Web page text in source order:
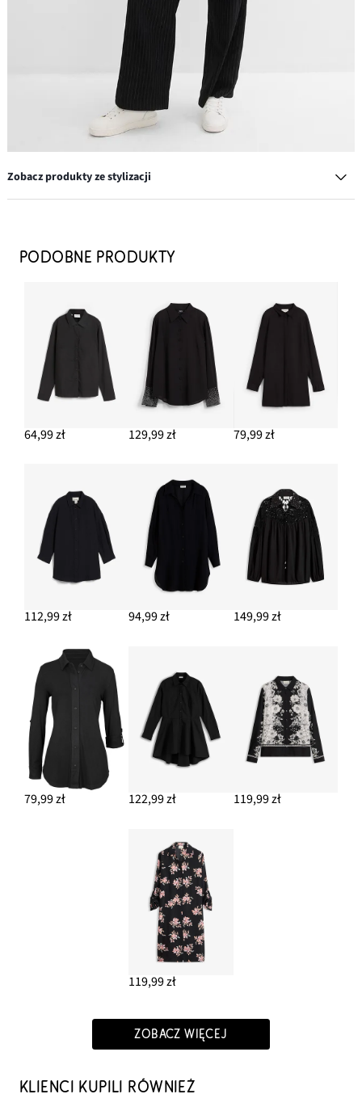
Zobacz produkty ze stylizacji
97,99 zł
Sneakersy
114,99 zł
DODAJ DO KOSZYKA
Długa bluzka z czystej wiskozy
117,99 zł
DODAJ DO KOSZYKA
PODOBNE PRODUKTY
64,99 zł 129,99 zł 79,99 zł
112,99 zł 94,99 zł 149,99 zł
79,99 zł 122,99 zł 119,99 zł
119,99 zł
ZOBACZ WIĘCEJ
KLIENCI KUPILI RÓWNIEŻ